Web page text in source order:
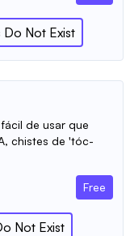
Do Not Exist
de usar que
chistes de 'tóc-
Free
Not Exist